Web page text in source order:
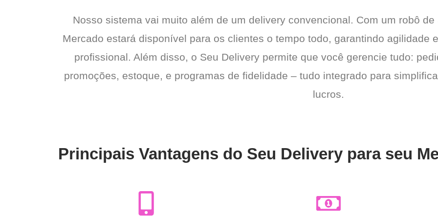
Nosso sistema vai muito além de um delivery convencional. Com um robô
Mercado estará disponível para os clientes o tempo todo, garantindo agilidade
profissional. Além disso, o Seu Delivery permite que você gerencie tudo:
promoções, estoque, e programas de fidelidade – tudo integrado para
lucros.
Principais Vantagens do Seu Delivery para seu